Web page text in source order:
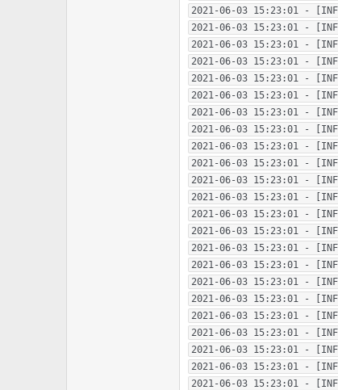
2021-06-03 15:23:01 -
2021-06-03 15:23:01 -
2021-06-03 15:23:01 -
2021-06-03 15:23:01 -
2021-06-03 15:23:01 -
2021-06-03 15:23:01 -
2021-06-03 15:23:01 -
2021-06-03 15:23:01 -
2021-06-03 15:23:01 -
2021-06-03 15:23:01 -
2021-06-03 15:23:01 -
2021-06-03 15:23:01 -
2021-06-03 15:23:01 -
2021-06-03 15:23:01 -
2021-06-03 15:23:01 -
2021-06-03 15:23:01 -
2021-06-03 15:23:01 -
2021-06-03 15:23:01 -
2021-06-03 15:23:01 -
2021-06-03 15:23:01 -
2021-06-03 15:23:01 -
2021-06-03 15:23:01 -
2021-06-03 15:23:01 -